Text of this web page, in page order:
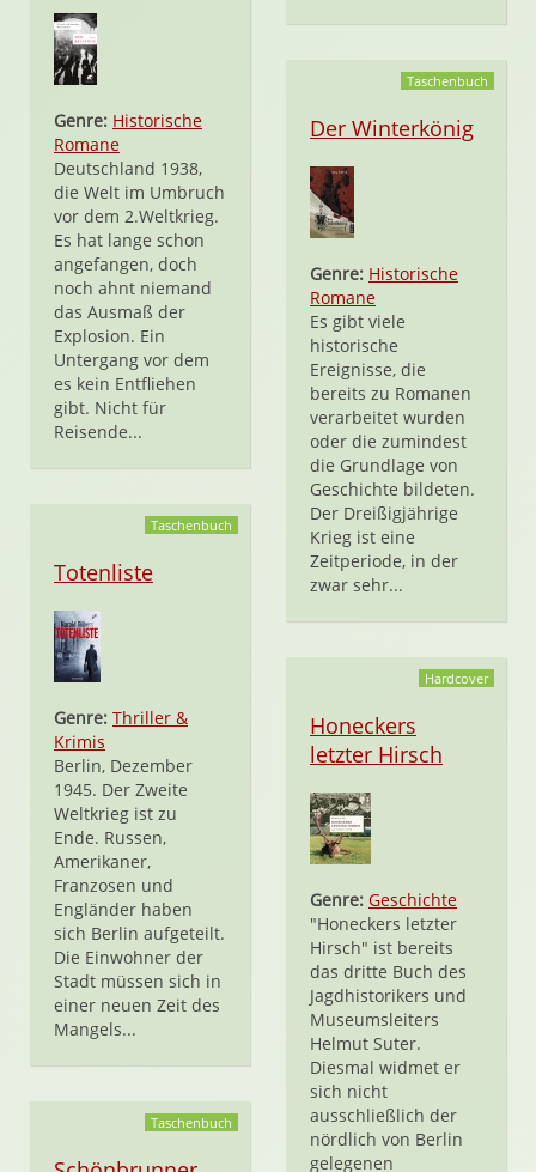
Genre: Historische
Romane
Deutschland 1938,
die Welt im Umbruch
vor dem 2.Weltkrieg.
Es hat lange schon
angefangen, doch
noch ahnt niemand
das Ausmaß der
Explosion. Ein
Untergang vor dem
es kein Entfliehen
gibt. Nicht für
Reisende...
Taschenbuch
Der Winterkönig
Genre: Historische
Romane
Es gibt viele
historische
Ereignisse, die
bereits zu Romanen
verarbeitet wurden
oder die zumindest
die Grundlage von
Geschichte bildeten.
Der Dreißigjährige
Krieg ist eine
Zeitperiode, in der
zwar sehr...
Taschenbuch
Totenliste
Genre: Thriller &
Krimis
Berlin, Dezember
1945. Der Zweite
Weltkrieg ist zu
Ende. Russen,
Amerikaner,
Franzosen und
Engländer haben
sich Berlin aufgeteilt.
Die Einwohner der
Stadt müssen sich in
einer neuen Zeit des
Mangels...
Hardcover
Honeckers
letzter Hirsch
Genre: Geschichte
"Honeckers letzter
Hirsch" ist bereits
das dritte Buch des
Jagdhistorikers und
Museumsleiters
Helmut Suter.
Diesmal widmet er
sich nicht
ausschließlich der
nördlich von Berlin
gelegenen
Taschenbuch